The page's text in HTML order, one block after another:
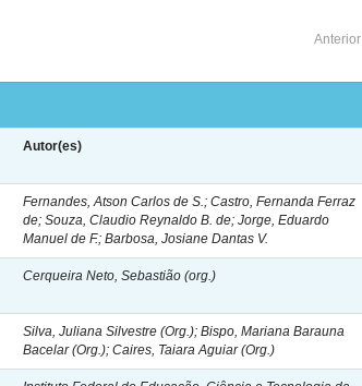
Anterior
Autor(es)
Fernandes, Atson Carlos de S.; Castro, Fernanda Ferraz
de; Souza, Claudio Reynaldo B. de; Jorge, Eduardo
Manuel de F.; Barbosa, Josiane Dantas V.
Cerqueira Neto, Sebastião (org.)
Silva, Juliana Silvestre (Org.); Bispo, Mariana Barauna
Bacelar (Org.); Caires, Taiara Aguiar (Org.)